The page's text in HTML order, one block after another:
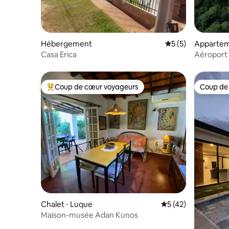
Hébergement Évaluation
5 (5)
Casa Erica
Luque
Aéroport
Coups de cœur voyageurs les plus appréciés
Coup de cœur voyageurs
Chalet ⋅ Luque Évaluation
5 (42)
Maison-musée Adan Kunos
Coup
Coup